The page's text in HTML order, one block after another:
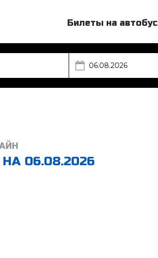
Билеты на автобус
06.08.2026